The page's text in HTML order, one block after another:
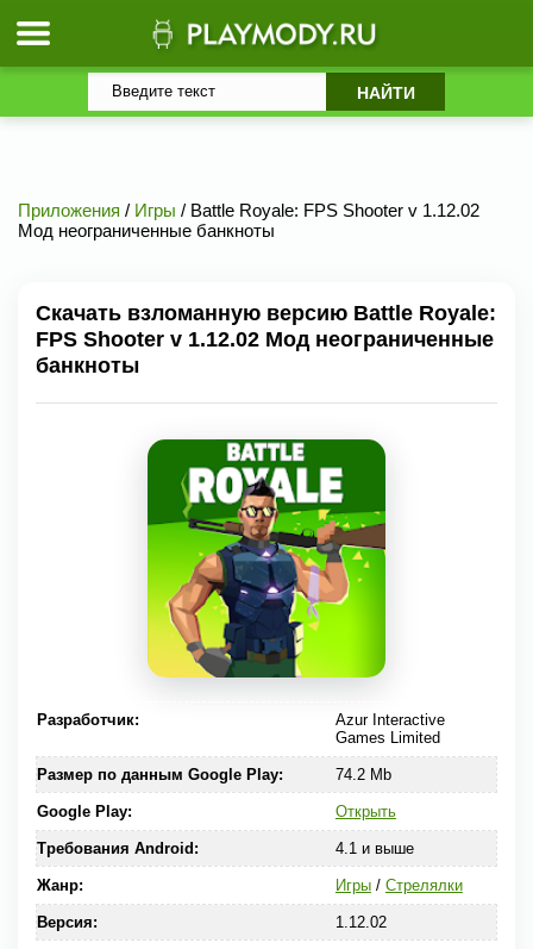
Приложения / Игры / Battle Royale: FPS Shooter v 1.12.02
Мод неограниченные банкноты
Скачать взломанную версию Battle Royale:
FPS Shooter v 1.12.02 Мод неограниченные
банкноты
Разработчик:
Azur Interactive
Games Limited
Размер по данным Google Play: 74.2 Mb
Google Play: Открыть
Требования Android: 4.1 и выше
Жанр: Игры/ Стрелялки
Версия: 1.12.02